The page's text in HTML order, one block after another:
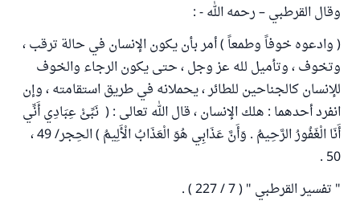
وقال القرطبي – رحمه الله - :
( وادعوه خوفاً وطمعاً ) أمر بأن يكون الإنسان في حالة ترقب ،
وتخوف ، وتأميل لله عز وجل ، حتى يكون الرجاء والخوف
للإنسان كالجناحين للطائر ، يحملانه في طريق استقامته ، وإن
انفرد أحدهما : هلك الإنسان ، قال الله تعالى : ( نَبِّئْ عِبَادِي أَنِّي
أَنَا الْغَفُورُ الرَّحِيمُ . وَأَنَّ عَذَابِي هُوَ الْعَذَابُ الْأَلِيمُ ) الحِجر/ 49 ،
50 .
" تفسير القرطبي " ( 7 / 227 ) .